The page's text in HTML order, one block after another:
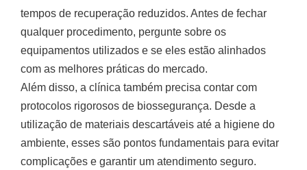
tempos de recuperação reduzidos. Antes de fechar
qualquer procedimento, pergunte sobre os
equipamentos utilizados e se eles estão alinhados
com as melhores práticas do mercado.
Além disso, a clínica também precisa contar com
protocolos rigorosos de biossegurança. Desde a
utilização de materiais descartáveis até a higiene do
ambiente, esses são pontos fundamentais para evitar
complicações e garantir um atendimento seguro.